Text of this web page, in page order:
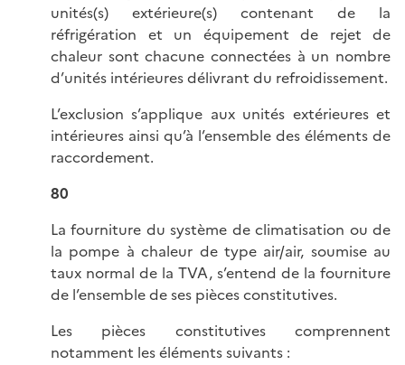
unités(s) extérieure(s) contenant de la
réfrigération et un équipement de rejet de
chaleur sont chacune connectées à un nombre
d’unités intérieures délivrant du refroidissement.
L’exclusion s’applique aux unités extérieures et
intérieures ainsi qu’à l’ensemble des éléments de
raccordement.
80
La fourniture du système de climatisation ou de
la pompe à chaleur de type air/air, soumise au
taux normal de la TVA, s’entend de la fourniture
de l’ensemble de ses pièces constitutives.
Les pièces constitutives comprennent
notamment les éléments suivants :